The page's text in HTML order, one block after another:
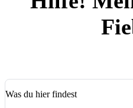
Was du hier findest